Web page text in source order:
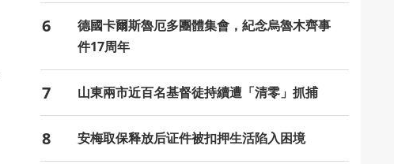
6
德國卡爾斯魯厄多團體集會，紀念烏魯木齊事
件17周年
7 山東兩市近百名基督徒持續遭「清零」抓捕
8 安梅取保释放后证件被扣押生活陷入困境